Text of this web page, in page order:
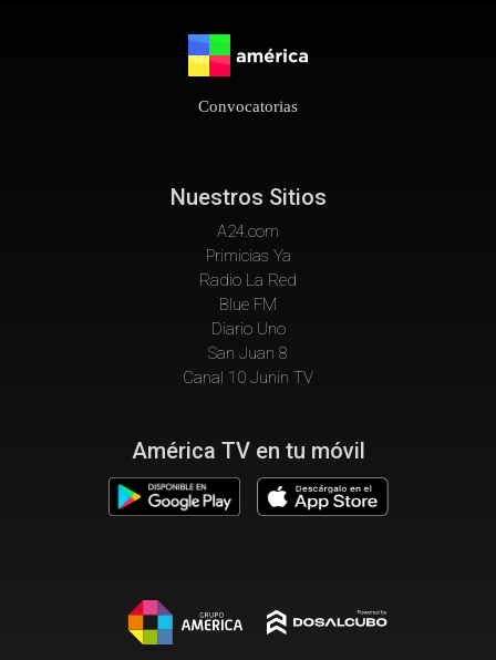
Convocatorias
Nuestros Sitios
A24.com
Primicias Ya
Radio La Red
Blue FM
Diario Uno
San Juan 8
Canal 10 Junin TV
América TV en tu móvil